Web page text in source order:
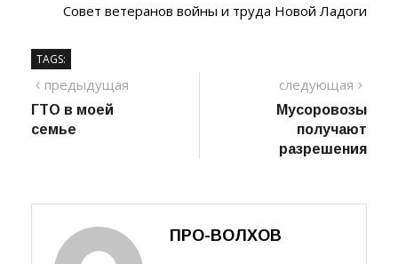
Совет ветеранов войны и труда Новой Ладоги
TAGS:
Навигация
по
предыдущая
ГТО в моей
семье
следующая
пост
Мусоровозы
получают
разрешения
ПРО-ВОЛХОВ